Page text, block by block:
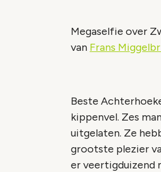
Megaselfie over
van Frans
Beste
kippenvel. Zes
uitgelaten. Ze
grootste plezier
er veertigduizend